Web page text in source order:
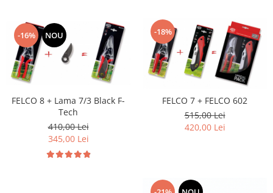
-16% NOU
FELCO 8 + Lama 7/3 Black F-
Tech
410,00 Lei
345,00 Lei
-18%
FELCO 7 + FELCO 602
515,00 Lei
420,00 Lei